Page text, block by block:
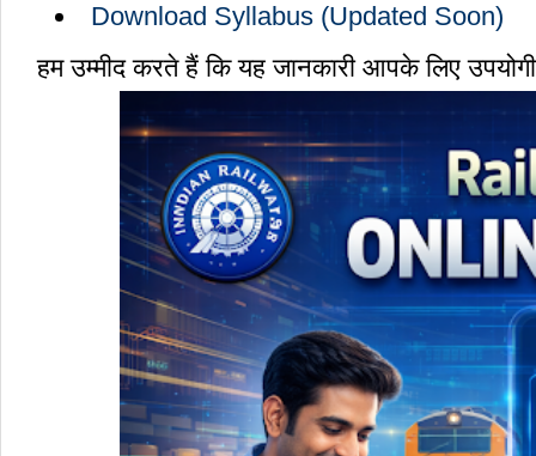
Download Syllabus (Updated Soon)
हम उम्मीद करते हैं कि यह जानकारी आपके लिए